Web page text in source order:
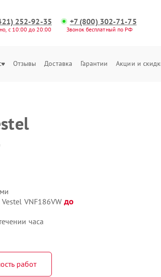
252-92-35
с 10:00 до 20:00
+7 (800) 302-71-75
Звонок бесплатный по РФ
Отзывы Доставка Гарантии Акции и
VNF186VW до
часа
работ